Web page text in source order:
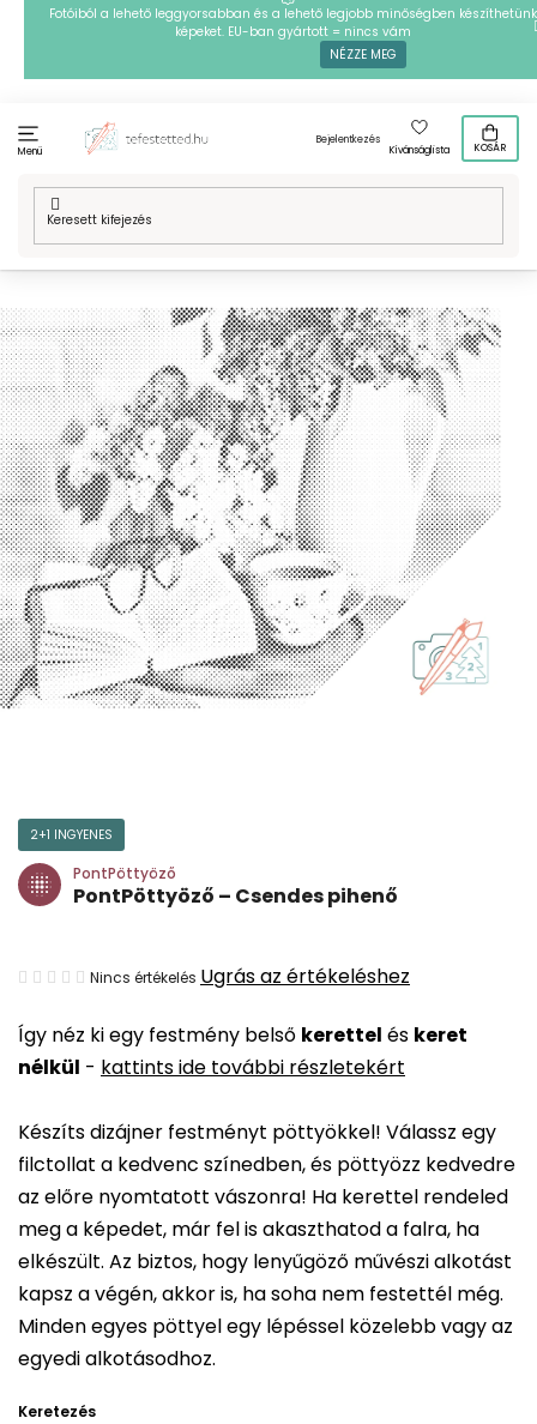
Ugrás
tartalomhoz
Fotóiból a lehető leggyorsabban és a lehető legjobb minőségben készíthetünk
képeket. EU-ban gyártott = nincs vám
NÉZZE MEG
Menü
Bejelentkezés
Kívánságlista
KOSÁR
Kezdőlap
/ Technikák / PontPöttyöző / Mintafestményeink / Hobbi
Retro / PontPöttyöző – Csendes pihenő
Így néz ki egy festmény belső kerettel és keret
nélkül - kattints ide további részletekért
Készíts dizájner festményt pöttyökkel! Válassz egy
filctollat a kedvenc színedben, és pöttyözz kedvedre
az előre nyomtatott vászonra! Ha kerettel rendeled
meg a képedet, már fel is akaszthatod a falra, ha
elkészült. Az biztos, hogy lenyűgöző művészi alkotást
kapsz a végén, akkor is, ha soha nem festettél még.
Minden egyes pöttyel egy lépéssel közelebb vagy az
egyedi alkotásodhoz.
Keretezés
2+1 INGYENES
PontPöttyöző
PontPöttyöző – Csendes pihenő
A
átlagos
értékelése
ből
0,0
csillag.
Nincs értékelés Ugrás az értékeléshez